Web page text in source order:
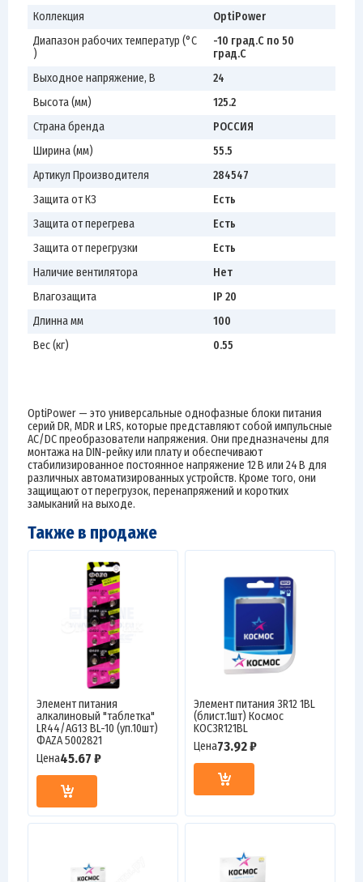
Коллекция
OptiPower
Диапазон рабочих температур (°С
)
-10 град.C по 50
град.C
Выходное напряжение, В
24
Высота (мм)
125.2
Страна бренда
РОССИЯ
Ширина (мм)
55.5
Артикул Производителя
284547
Защита от КЗ
Есть
Защита от перегрева
Есть
Защита от перегрузки
Есть
Наличие вентилятора
Нет
Влагозащита
IP 20
Длинна мм
100
Вес (кг)
0.55
OptiPower — это универсальные однофазные блоки питания
серий DR, MDR и LRS, которые представляют собой импульсные
AC/DC преобразователи напряжения. Они предназначены для
монтажа на DIN-рейку или плату и обеспечивают
стабилизированное постоянное напряжение 12 В или 24 В для
различных автоматизированных устройств. Кроме того, они
защищают от перегрузок, перенапряжений и коротких
замыканий на выходе.
Также в продаже
Элемент питания
алкалиновый "таблетка"
LR44/AG13 BL-10 (уп.10шт)
ФАZА 5002821
Цена45.67 ₽
Элемент питания 3R12 1BL
(блист.1шт) Космос
KOC3R121BL
Цена73.92 ₽